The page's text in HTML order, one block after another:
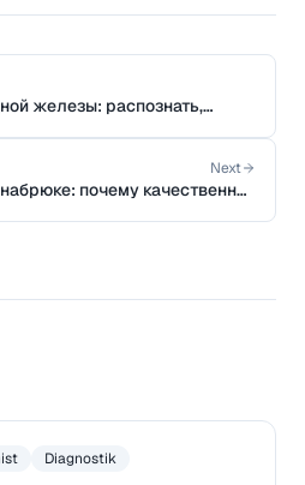
железы: распознать,
Next
почему качественное
Diagnostik